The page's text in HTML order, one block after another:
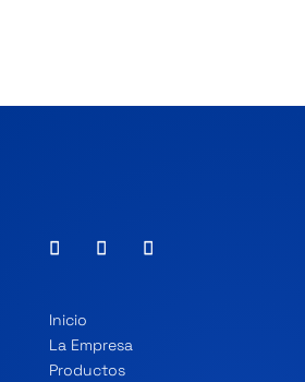
Inicio
La Empresa
Productos